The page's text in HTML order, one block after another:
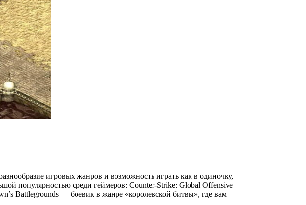
игровых жанров и возможность играть как в одиночку,
популярностью среди геймеров: Counter-Strike: Global Offensive
Battlegrounds — боевик в жанре «королевской битвы», где вам